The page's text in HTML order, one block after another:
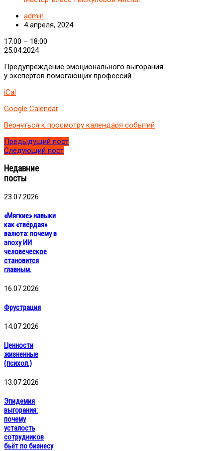
admin
4 апреля, 2024
Мастер-
класс
Алёны
17:00 – 18:00
25.04.2024
Предупреждение эмоционального выгорания
у экспертов помогающих профессий
iCal
Google Calendar
Вернуться к просмотру календаря событий
Предыдущий пост
Следующий пост
Недавние
посты
23.07.2026
«Мягкие» навыки
как «твёрдая»
валюта: почему в
эпоху ИИ
человеческое
становится
главным.
16.07.2026
Фрустрация
14.07.2026
Ценности
жизненные
(психол.)
13.07.2026
Эпидемия
выгорания:
почему
усталость
сотрудников
бьёт по бизнесу